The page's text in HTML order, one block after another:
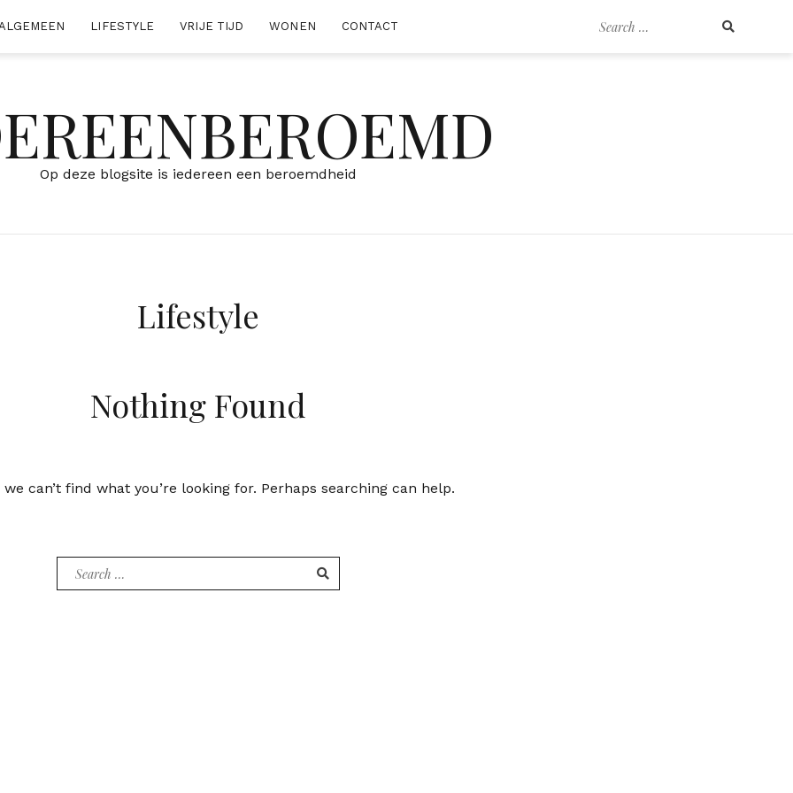
Search
LIFESTYLE VRIJE TIJD WONEN CONTACT
Op deze blogsite is iedereen een beroemdheid
Lifestyle
Nothing Found
can’t find what you’re looking for. Perhaps searching can help.
for: